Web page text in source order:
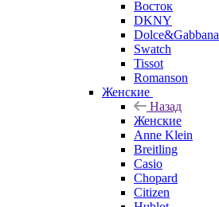
Восток
DKNY
Dolce&Gabbana
Swatch
Tissot
Romanson
Женские
Назад
Женские
Anne Klein
Breitling
Casio
Chopard
Citizen